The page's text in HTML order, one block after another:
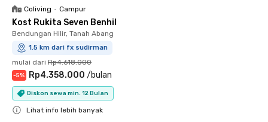
Coliving • Campur
Kost Rukita Seven Benhil
Bendungan Hilir, Tanah Abang
1.5 km dari fx sudirman
mulai dari Rp4.618.000
-5% Rp4.358.000 /bulan
Diskon sewa min. 12 Bulan
Lihat info lebih banyak